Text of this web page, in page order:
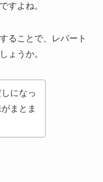
すよね。
ることで、レパート
ょうか。
になっ
まとま